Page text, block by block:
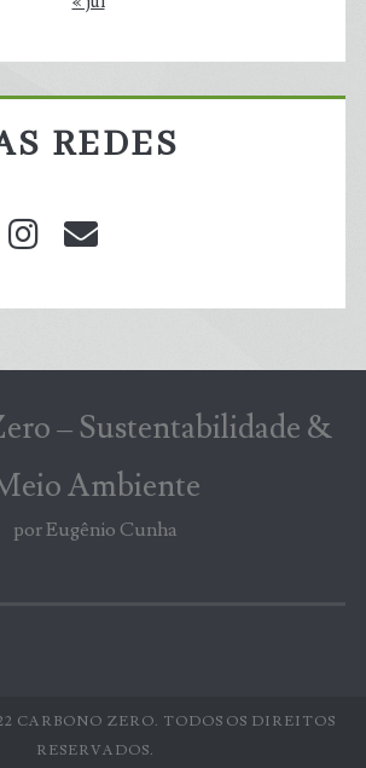
REDES
instagram
– Sustentabilidade &
Ambiente
por Eugênio Cunha
CARBONO ZERO. TODOS OS DIREITOS
RESERVADOS.